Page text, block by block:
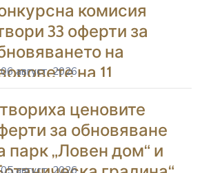
комисия
33 оферти за
на
на 11
в Благоевград
06 август, 2026
ценовите
за обновяване
парк „Ловен дом“ и